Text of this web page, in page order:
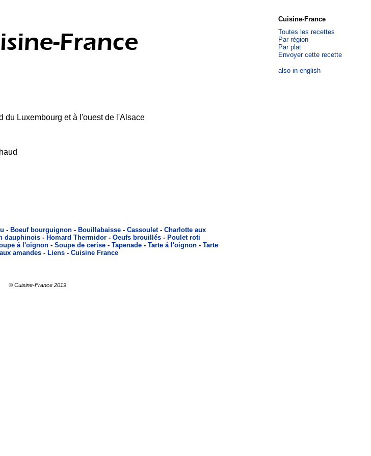
du Luxembourg et à l'ouest de l'Alsace
- Boeuf bourguignon- Bouillabaisse- Cassoulet- Charlotte aux
dauphinois- Homard Thermidor- Oeufs brouillés- Poulet roti
á l'oignon- Soupe de cerise- Tapenade- Tarte á l'oignon- Tarte
amandes- Liens- Cuisine France
© Cuisine-France 2019
Cuisine-France
Toutes les recettes
Par région
Par plat
Envoyer cette recette
also in english